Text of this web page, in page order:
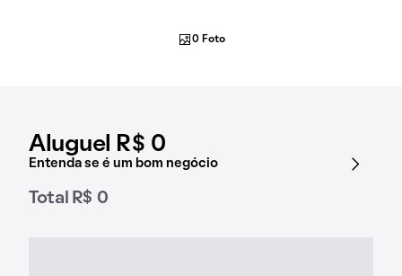
Aluguel R$ 0
Entenda se é um bom negócio
Total R$ 0
0 Foto